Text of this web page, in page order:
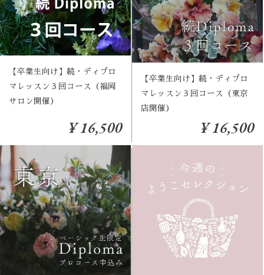
【卒業生向け】続・ディプロ
マレッスン３回コース（福岡
サロン開催）
¥ 16,500
【卒業生向け】続・ディプロ
マレッスン３回コース（東京
店開催）
¥ 16,500